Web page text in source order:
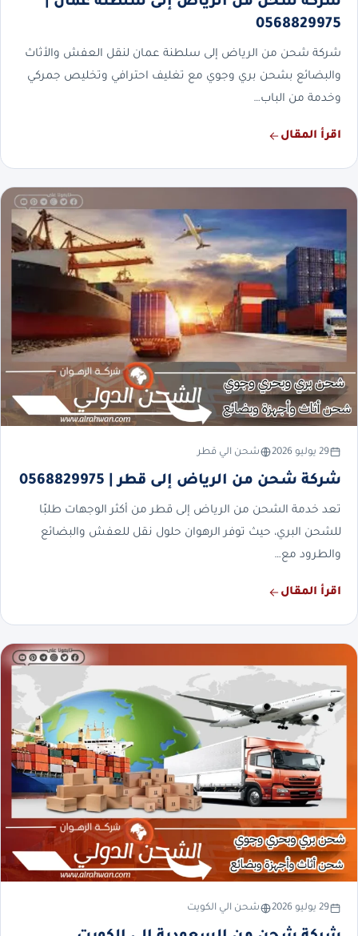
0568829975
شركة شحن من الرياض إلى سلطنة عمان لنقل العفش والأثاث
والبضائع بشحن بري وجوي مع تغليف احترافي وتخليص جمركي
وخدمة من الباب…
اقرأ المقال
29 يوليو 2026 شحن الي قطر
شركة شحن من الرياض إلى قطر | 0568829975
تعد خدمة الشحن من الرياض إلى قطر من أكثر الوجهات طلبًا
للشحن البري، حيث توفر الرهوان حلول نقل للعفش والبضائع
والطرود مع…
اقرأ المقال
29 يوليو 2026 شحن الي الكويت